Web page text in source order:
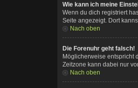
Wie kann ich meine
Wenn du dich registriert
Seite angezeigt. Dort
Nach oben
Die Forenuhr geht falsch!
Möglicherweise entspricht
Zeitzone kann dabei nur
Nach oben